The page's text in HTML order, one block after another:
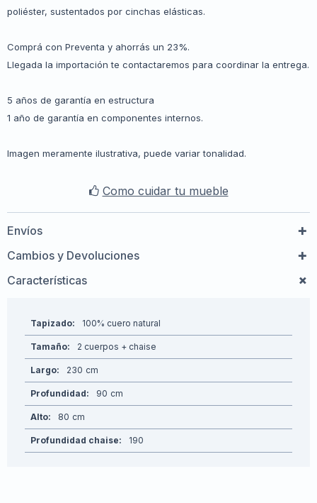
poliéster, sustentados por cinchas elásticas.
Comprá con Preventa y ahorrás un 23%.
Llegada la importación te contactaremos para coordinar la entrega.
5 años de garantía en estructura
1 año de garantía en componentes internos.
Imagen meramente ilustrativa, puede variar tonalidad.
Como cuidar tu mueble
Envíos
Cambios y Devoluciones
Características
Tapizado 100% cuero natural
Tamaño 2 cuerpos + chaise
Largo 230
Profundidad 90
Alto 80
Profundidad chaise 190